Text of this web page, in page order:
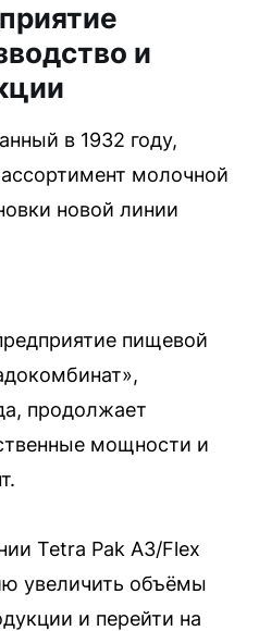
и
в 1932 году,
молочной
новой линии
пищевой
продолжает
мощности и
Tetra Pak A3/Flex
увеличить объёмы
и перейти на